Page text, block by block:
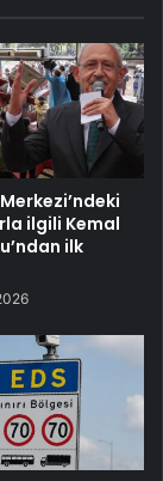
ilgili Kemal
ilk